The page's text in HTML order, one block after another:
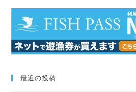
最近の投稿